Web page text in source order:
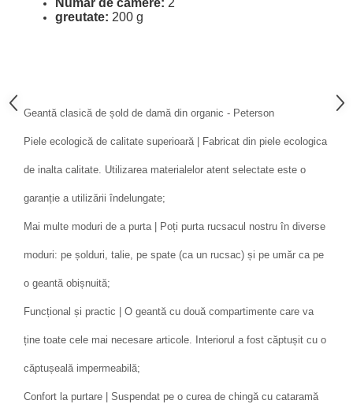
Numar de camere: 2
greutate: 200 g
Geantă clasică de șold de damă din organic - Peterson
Piele ecologică de calitate superioară | Fabricat din piele ecologica
de inalta calitate. Utilizarea materialelor atent selectate este o
garanție a utilizării îndelungate;
Mai multe moduri de a purta | Poți purta rucsacul nostru în diverse
moduri: pe șolduri, talie, pe spate (ca un rucsac) și pe umăr ca pe
o geantă obișnuită;
Funcțional și practic | O geantă cu două compartimente care va
ține toate cele mai necesare articole. Interiorul a fost căptușit cu o
căptușeală impermeabilă;
Confort la purtare | Suspendat pe o curea de chingă cu cataramă